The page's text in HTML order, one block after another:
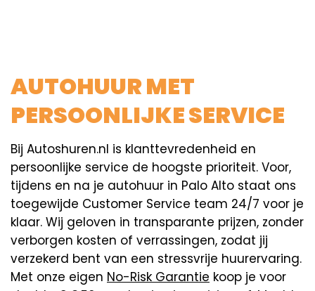
AUTOHUUR MET
PERSOONLIJKE SERVICE
Bij Autoshuren.nl is klanttevredenheid en
persoonlijke service de hoogste prioriteit. Voor,
tijdens en na je autohuur in Palo Alto staat ons
toegewijde Customer Service team 24/7 voor je
klaar. Wij geloven in transparante prijzen, zonder
verborgen kosten of verrassingen, zodat jij
verzekerd bent van een stressvrije huurervaring.
Met onze eigen No-Risk Garantie koop je voor